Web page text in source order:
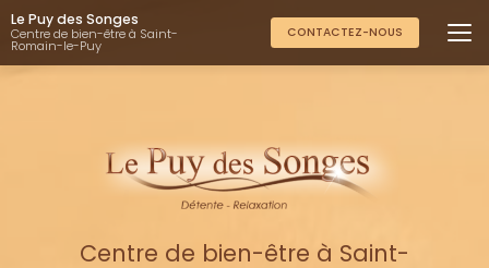
Aller
au
contenu
principal
Le Puy des Songes
Centre de bien-être à Saint-
Romain-le-Puy
CONTACTEZ-NOUS
Centre de bien-être à Saint-